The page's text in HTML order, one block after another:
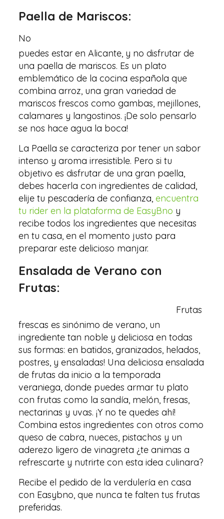
Paella de Mariscos:
No
puedes estar en Alicante, y no disfrutar de
una paella de mariscos. Es un plato
emblemático de la cocina española que
combina arroz, una gran variedad de
mariscos frescos como gambas, mejillones,
calamares y langostinos. ¡De solo pensarlo
se nos hace agua la boca!
La Paella se caracteriza por tener un sabor
intenso y aroma irresistible. Pero si tu
objetivo es disfrutar de una gran paella,
debes hacerla con ingredientes de calidad,
elije tu pescadería de confianza,encuentra
tu rider en la plataforma de EasyBno y
recibe todos los ingredientes que necesitas
en tu casa, en el momento justo para
preparar este delicioso manjar.
Ensalada de Verano con
Frutas:
Frutas
frescas es sinónimo de verano, un
ingrediente tan noble y deliciosa en todas
sus formas: en batidos, granizados, helados,
postres, y ensaladas! Una deliciosa ensalada
de frutas da inicio a la temporada
veraniega, donde puedes armar tu plato
con frutas como la sandía, melón, fresas,
nectarinas y uvas. ¡Y no te quedes ahí!
Combina estos ingredientes con otros como
queso de cabra, nueces, pistachos y un
aderezo ligero de vinagreta ¿te animas a
refrescarte y nutrirte con esta idea culinara?
Recibe el pedido de la verdulería en casa
con Easybno, que nunca te falten tus frutas
preferidas.